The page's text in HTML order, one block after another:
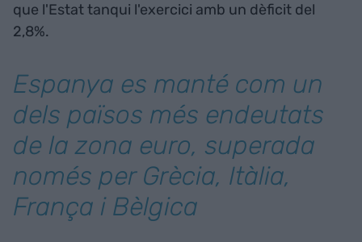
que l'Estat tanqui l'exercici amb un dèficit del
2,8%.
Espanya es manté com un
dels països més endeutats
de la zona euro, superada
només per Grècia, Itàlia,
França i Bèlgica